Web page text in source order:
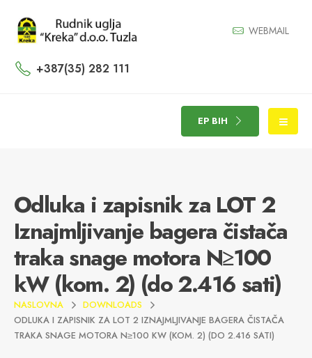
WEBMAIL
+387(35) 282 111
EP BIH
Odluka i zapisnik za LOT 2
Iznajmljivanje bagera čistača
traka snage motora N≥100
kW (kom. 2) (do 2.416 sati)
NASLOVNA
DOWNLOADS
ODLUKA I ZAPISNIK ZA LOT 2 IZNAJMLJIVANJE BAGERA ČISTAČA
TRAKA SNAGE MOTORA N≥100 KW (KOM. 2) (DO 2.416 SATI)